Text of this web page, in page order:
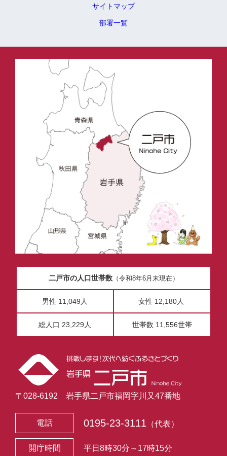
サイトマップ
部署一覧
二戸市の人口世帯数（令和8年6月末現在）
男性 11,049人 女性 12,180人
総人口 23,229人 世帯数 11,556世帯
〒028-6192 岩手県二戸市福岡字川又47番地
電話 0195-23-3111 （代表）
開庁時間 平日8時30分～17時15分